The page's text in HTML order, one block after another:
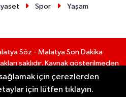
Spor Yaşam
Söz - Malatya Son Dakika
saklıdır. Kaynak gösterilmeden
alıntı yapılamaz.için çerezlerden
için lütfen tıklayın.